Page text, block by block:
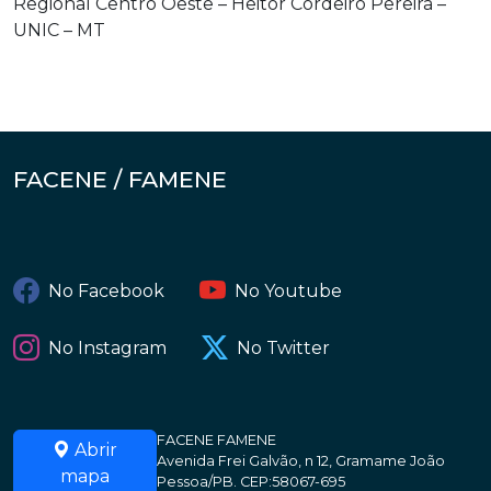
UNIC – MT
FACENE / FAMENE
No Facebook No Youtube
No Instagram No Twitter
Abrir
mapa
FACENE FAMENE
Avenida Frei Galvão, n 12, Gramame João
Pessoa/PB. CEP:58067-695